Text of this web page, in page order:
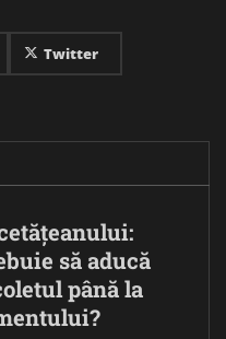
Twitter
să aducă
până la